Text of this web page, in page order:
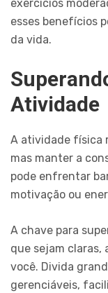
exercícios
esses benefícios
da vida.
Atividade
A atividade física
mas manter a
pode enfrentar
motivação ou
A chave para
que sejam claras,
você. Divida
gerenciáveis,